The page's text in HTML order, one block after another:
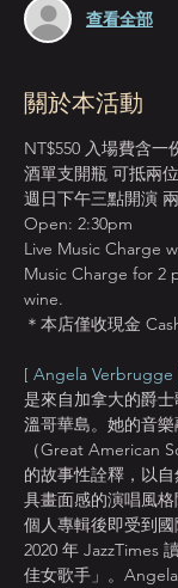
查看全部
關於本活動
NT$550 入場費含一
酒單支開瓶 可抵兩
週日下午三點開演
Open: 2:30pm
Live Music Charge
Music Charge for 2
wine.
＊本店僅收現金
[ Angela Verbrugge
是來自加拿大的爵
溫哥華島。她的音
（Great American
的故事性詮釋，以
具畫面感的演唱風
個人專輯後即受到
2020 年 JazzTimes
佳女歌手」。